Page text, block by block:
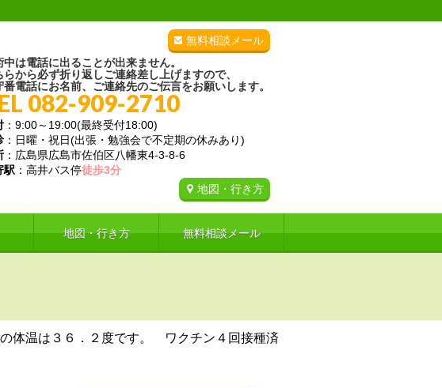
無料相談メール
中は電話に出ることが出来ません。
らから必ず折り返しご連絡差し上げますので、
番電話にお名前、ご連絡先のご伝言をお願いします。
082-909-2710
：9:00～19:00(最終受付18:00)
：日曜・祝日(出張・勉強会で不定期の休みあり)
：広島県広島市佐伯区八幡東4-3-8-6
駅 ：高井バス停徒歩3分
地図・行き方
地図・行き方 無料相談メール
体温は３６．２度です。 ワクチン４回接種済